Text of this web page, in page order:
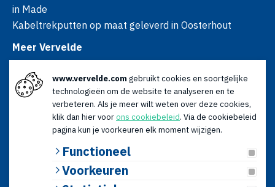
in Made
Kabeltrekputten op maat geleverd in Oosterhout
Meer Vervelde
Nieuws
Advies
Openingstijden
Ma t/m vr: 08:00 - 17:00
Za: 09:00 - 12:30
© 2026 Vervelde | KvK: 18120179 | BTW: NL009066196B01 |
www.vervelde.com gebruikt cookies en soortgelijke
technologieën om de website te analyseren en te
verbeteren. Als je meer wilt weten over deze cookies,
klik dan hier voorons cookiebeleid. Via de cookiebeleid
pagina kun je voorkeuren elk moment wijzigen.
Functioneel
Voorkeuren